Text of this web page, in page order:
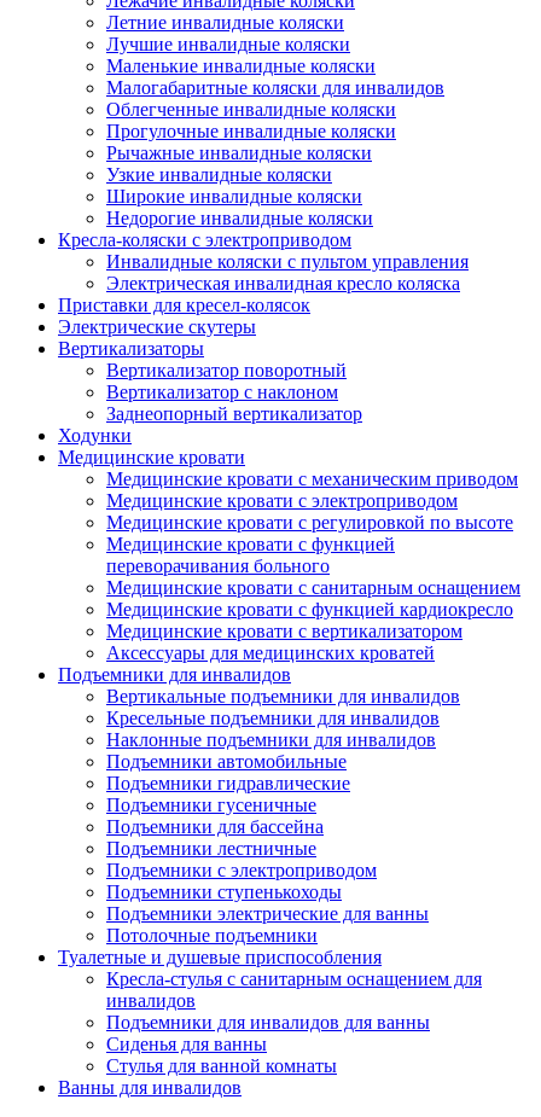
Летние инвалидные коляски
Лучшие инвалидные коляски
Маленькие инвалидные коляски
Малогабаритные коляски для инвалидов
Облегченные инвалидные коляски
Прогулочные инвалидные коляски
Рычажные инвалидные коляски
Узкие инвалидные коляски
Широкие инвалидные коляски
Недорогие инвалидные коляски
Кресла-коляски с электроприводом
Инвалидные коляски с пультом управления
Электрическая инвалидная кресло коляска
Приставки для кресел-колясок
Электрические скутеры
Вертикализаторы
Вертикализатор поворотный
Вертикализатор с наклоном
Заднеопорный вертикализатор
Ходунки
Медицинские кровати
Медицинские кровати с механическим приводом
Медицинские кровати с электроприводом
Медицинские кровати с регулировкой по высоте
Медицинские кровати с функцией
переворачивания больного
Медицинские кровати с санитарным оснащением
Медицинские кровати с функцией кардиокресло
Медицинские кровати с вертикализатором
Аксессуары для медицинских кроватей
Подъемники для инвалидов
Вертикальные подъемники для инвалидов
Кресельные подъемники для инвалидов
Наклонные подъемники для инвалидов
Подъемники автомобильные
Подъемники гидравлические
Подъемники гусеничные
Подъемники для бассейна
Подъемники лестничные
Подъемники с электроприводом
Подъемники ступенькоходы
Подъемники электрические для ванны
Потолочные подъемники
Туалетные и душевые приспособления
Кресла-стулья с санитарным оснащением для
инвалидов
Подъемники для инвалидов для ванны
Сиденья для ванны
Стулья для ванной комнаты
Ванны для инвалидов